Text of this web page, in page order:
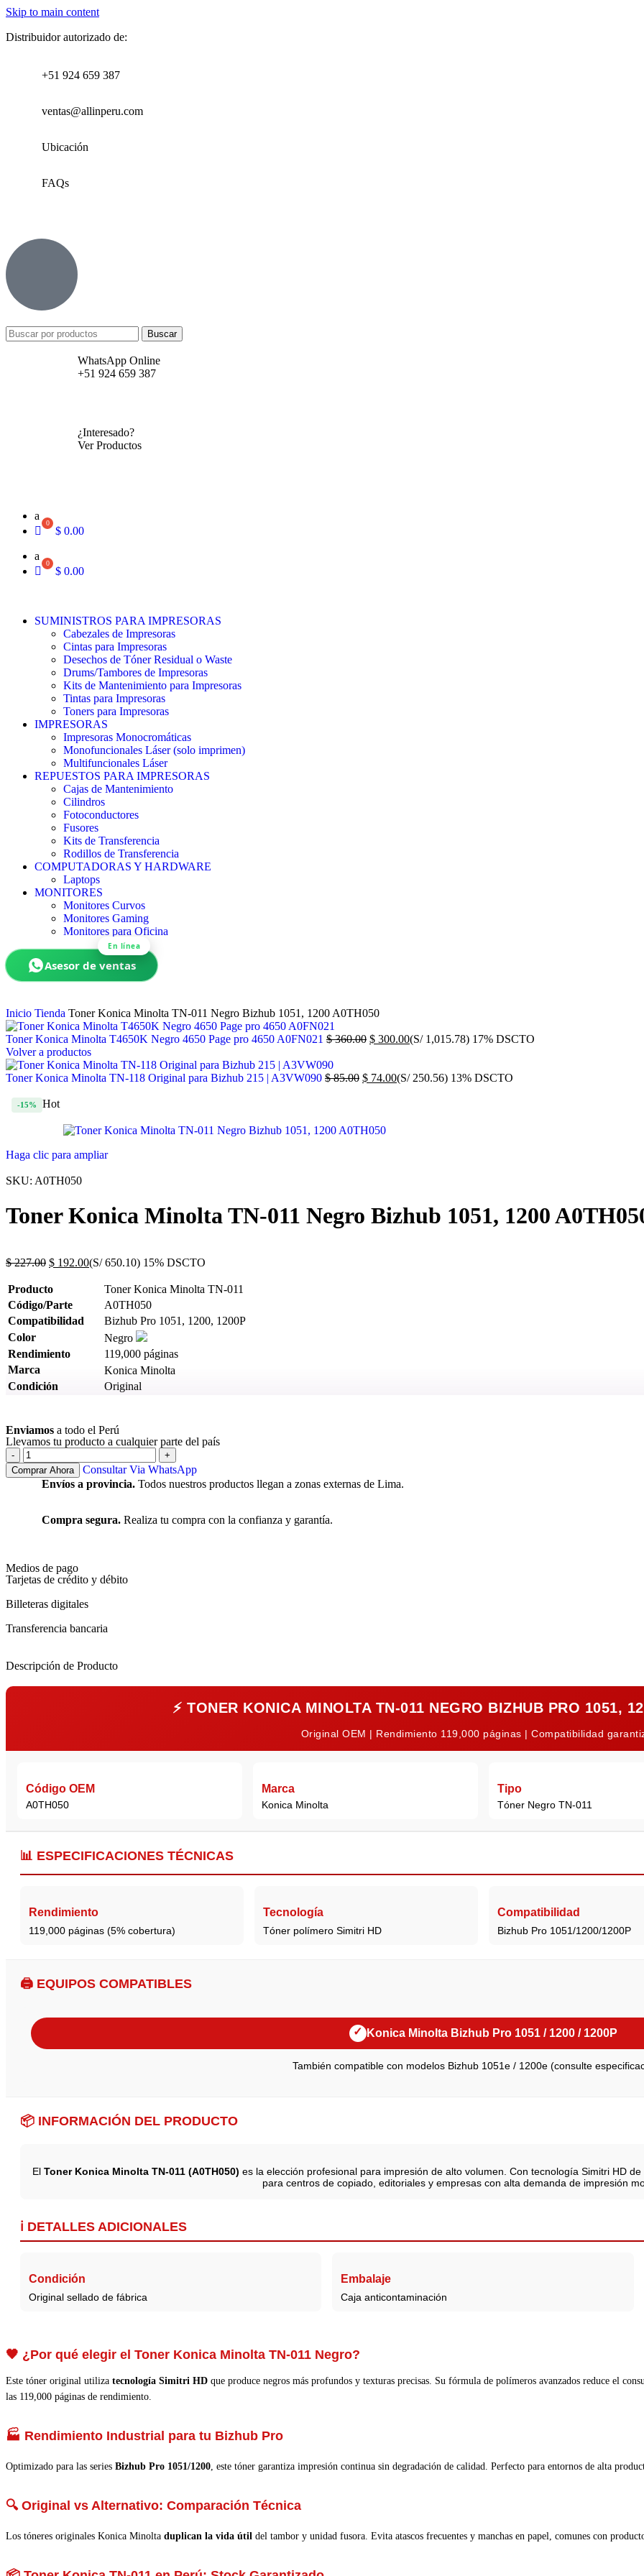
Skip to main content
Distribuidor autorizado de:
+51 924 659 387
ventas@allinperu.com
Ubicación
FAQs
Buscar
WhatsApp Online
+51 924 659 387
¿Interesado?
Ver Productos
a
$ 0.00
a
$ 0.00
SUMINISTROS PARA IMPRESORAS
Cabezales de Impresoras
Cintas para Impresoras
Desechos de Tóner Residual o Waste
Drums/Tambores de Impresoras
Kits de Mantenimiento para Impresoras
Tintas para Impresoras
Toners para Impresoras
IMPRESORAS
Impresoras Monocromáticas
Monofuncionales Láser (solo imprimen)
Multifuncionales Láser
REPUESTOS PARA IMPRESORAS
Cajas de Mantenimiento
Cilindros
Fotoconductores
Fusores
Kits de Transferencia
Rodillos de Transferencia
COMPUTADORAS Y HARDWARE
Laptops
MONITORES
Monitores Curvos
Monitores Gaming
Monitores para Oficina
En línea
Asesor de ventas
Inicio Tienda Toner Konica Minolta TN-011 Negro Bizhub 1051, 1200 A0TH050
Toner Konica Minolta T4650K Negro 4650 Page pro 4650 A0FN021 $360.00 $ 300.00(S/ 1,015.78) 17% DSCTO
Volver a productos
Toner Konica Minolta TN-118 Original para Bizhub 215 | A3VW090 $85.00 $ 74.00(S/ 250.56) 13% DSCTO
-15% Hot
Haga clic para ampliar
SKU: A0TH050
Toner Konica Minolta TN-011 Negro Bizhub 1051, 1200
$227.00 $ 192.00(S/ 650.10) 15% DSCTO
Producto
Toner Konica Minolta TN-011
Código/Parte
A0TH050
Compatibilidad
Bizhub Pro 1051, 1200, 1200P
Color
Negro
Rendimiento
119,000 páginas
Marca
Konica Minolta
Condición
Original
Enviamos a todo el Perú
Llevamos tu producto a cualquier parte del país
Comprar Ahora
Consultar Via WhatsApp
Envíos a provincia. Todos nuestros productos llegan a zonas externas de Lima.
Compra segura. Realiza tu compra con la confianza y garantía.
Medios de pago
Tarjetas de crédito y débito
Billeteras digitales
Transferencia bancaria
Descripción de Producto
⚡ TONER KONICA MINOLTA TN-011 NEGRO BIZHUB PRO 1051,
Original OEM | Rendimiento 119,000 páginas | Compatibilidad
Código OEM
A0TH050
Marca
Konica Minolta
Tipo
Tóner Negro TN-011
📊 ESPECIFICACIONES TÉCNICAS
Rendimiento
119,000 páginas (5% cobertura)
Tecnología
Tóner polímero Simitri HD
Compatibilidad
Bizhub Pro 1051/1200/1200P
🖨️ EQUIPOS COMPATIBLES
✓ Konica Minolta Bizhub Pro 1051 / 1200 / 1200P
También compatible con modelos Bizhub 1051e / 1200e (consulte
📦 INFORMACIÓN DEL PRODUCTO
El Toner Konica Minolta TN-011 (A0TH050) es la elección profesional para impresión de alto volumen. Con tecnología Simitri HD
para centros de copiado, editoriales y empresas con alta demanda de impresión
ℹ️ DETALLES ADICIONALES
Condición
Original sellado de fábrica
Embalaje
Caja anticontaminación
🖤 ¿Por qué elegir el Toner Konica Minolta TN-011 Negro?
Este tóner original utiliza tecnología Simitri HD que produce negros más profundos y texturas precisas. Su fórmula de polímeros avanzados reduce el
las 119,000 páginas de rendimiento.
🏭 Rendimiento Industrial para tu Bizhub Pro
Optimizado para las series Bizhub Pro 1051/1200 , este tóner garantiza impresión continua sin degradación de calidad. Perfecto para entornos de alta
🔍 Original vs Alternativo: Comparación Técnica
Los tóneres originales Konica Minolta duplican la vida útil del tambor y unidad fusora. Evita atascos frecuentes y manchas en papel, comunes con